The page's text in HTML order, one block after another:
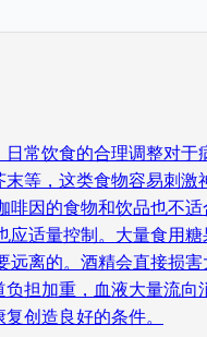
常饮食的合理调整对
等，这类食物容易刺
因的食物和饮品也不
适量控制。大量食用
离的。酒精会直接损
担加重，血液大量流
创造良好的条件。